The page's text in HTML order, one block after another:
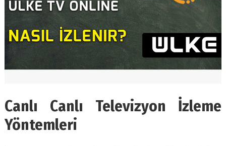
Canlı Canlı Televizyon İzleme
Yöntemleri